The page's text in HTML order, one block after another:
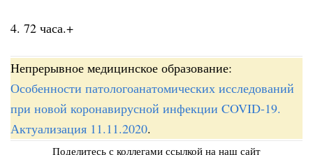
4. 72 часа.+
Непрерывное медицинское образование:
Особенности патологоанатомических исследований
при новой коронавирусной инфекции COVID-19.
Актуализация 11.11.2020.
Поделитесь с коллегами ссылкой на наш сайт